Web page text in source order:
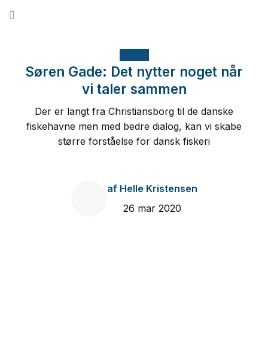
Fiskeri
Søren Gade: Det nytter noget når
vi taler sammen
Der er langt fra Christiansborg til de danske
fiskehavne men med bedre dialog, kan vi skabe
større forståelse for dansk fiskeri
afHelle Kristensen
26 mar 2020